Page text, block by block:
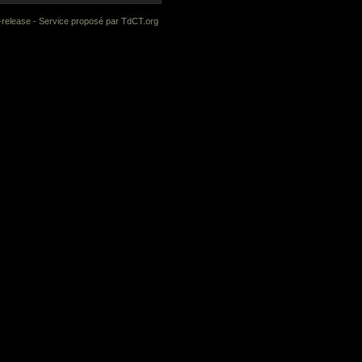
- Service proposé par TdCT.org